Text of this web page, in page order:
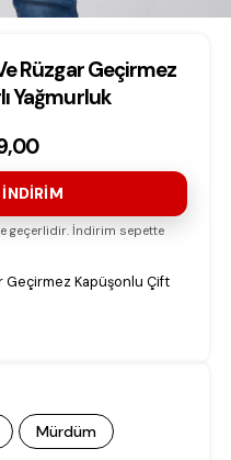
Rüzgar Geçirmez
Yağmurluk
geçerlidir. İndirim sepette
Geçirmez Kapüşonlu Çift
Mürdüm